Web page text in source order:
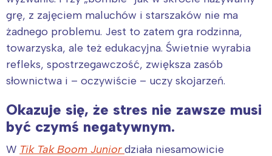
grę, z zajęciem maluchów i starszaków nie ma
żadnego problemu. Jest to zatem gra rodzinna,
towarzyska, ale też edukacyjna. Świetnie wyrabia
refleks, spostrzegawczość, zwiększa zasób
słownictwa i – oczywiście – uczy skojarzeń.
Okazuje się, że stres nie zawsze musi
być czymś negatywnym.
W Tik Tak Boom Juniordziała niesamowicie